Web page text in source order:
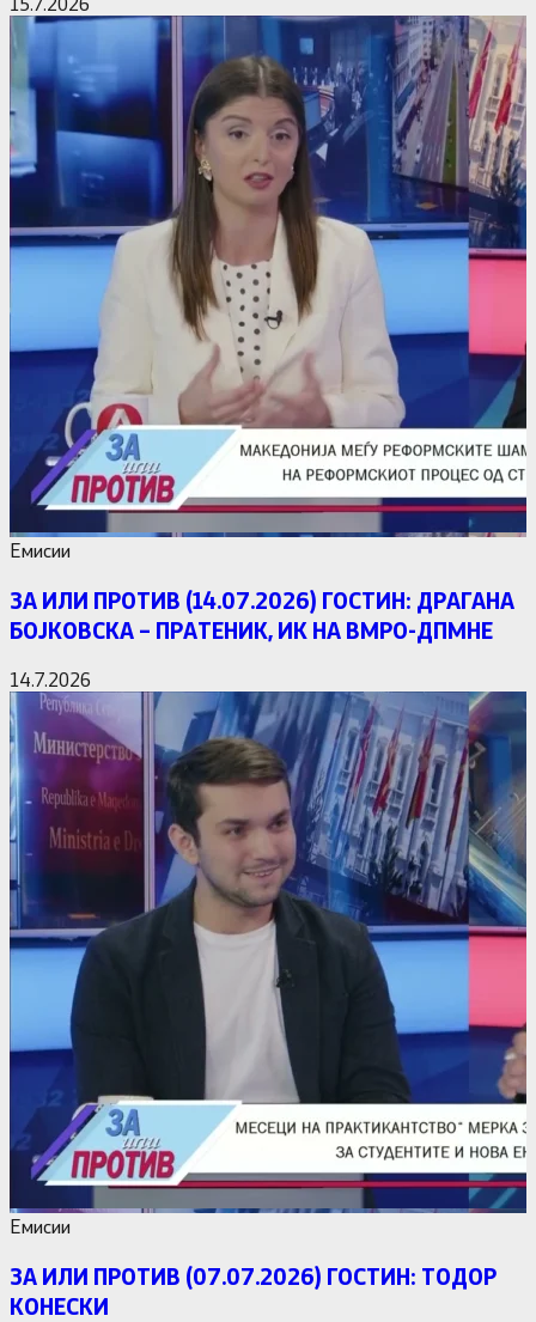
Емисии
ЗА ИЛИ ПРОТИВ (14.07.2026) ГОСТИН: ДРАГАНА
БОЈКОВСКА – ПРАТЕНИК, ИК НА ВМРО-ДПМНЕ
14.7.2026
Емисии
ЗА ИЛИ ПРОТИВ (07.07.2026) ГОСТИН: ТОДОР
КОНЕСКИ